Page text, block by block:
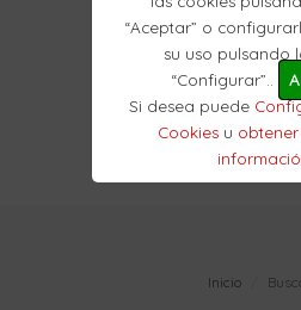
“Aceptar” o
su uso pulsando
“Configurar”..
Si desea puede
Cookiesu
Inicio